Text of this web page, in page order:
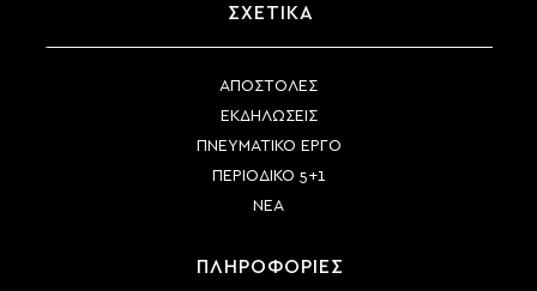
ΣΧΕΤΙΚΑ
ΑΠΟΣΤΟΛΕΣ
ΕΚΔΗΛΩΣΕΙΣ
ΠΝΕΥΜΑΤΙΚΟ ΕΡΓΟ
ΠΕΡΙΟΔΙΚΟ 5+1
ΝΕΑ
ΠΛΗΡΟΦΟΡΙΕΣ